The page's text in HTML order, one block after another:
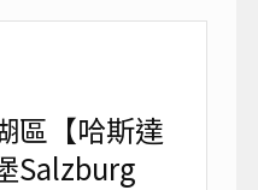
區【哈斯達
Salzburg